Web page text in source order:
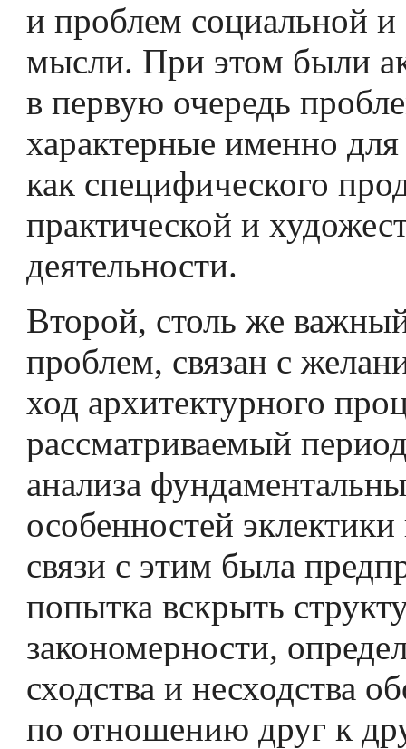
и проблем социальной и
мысли. При этом были
в первую очередь
характерные именно
как специфического
практической и
деятельности.
Второй, столь же
проблем, связан с
ход архитектурного
рассматриваемый
анализа
особенностей
связи с этим была
попытка вскрыть
закономерности,
сходства и несходства
по отношению друг к